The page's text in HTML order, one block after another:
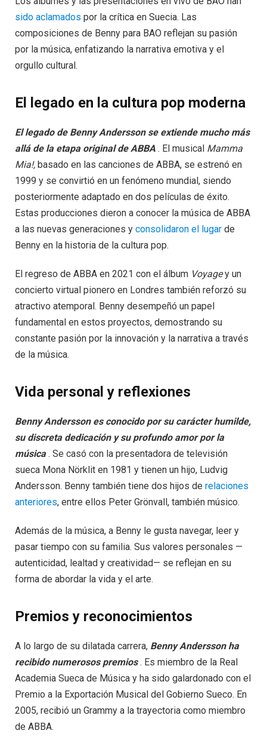
sido aclamados por la crítica en Suecia. Las
composiciones de Benny para BAO reflejan su pasión
por la música, enfatizando la narrativa emotiva y el
orgullo cultural.
El legado en la cultura pop moderna
El legado de Benny Andersson se extiende mucho más
allá de la etapa original de ABBA . El musical Mamma
Mia!, basado en las canciones de ABBA, se estrenó en
1999 y se convirtió en un fenómeno mundial, siendo
posteriormente adaptado en dos películas de éxito.
Estas producciones dieron a conocer la música de ABBA
a las nuevas generaciones y consolidaron el lugar de
Benny en la historia de la cultura pop.
El regreso de ABBA en 2021 con el álbum Voyagey un
concierto virtual pionero en Londres también reforzó su
atractivo atemporal. Benny desempeñó un papel
fundamental en estos proyectos, demostrando su
constante pasión por la innovación y la narrativa a través
de la música.
Vida personal y reflexiones
Benny Andersson es conocido por su carácter humilde,
su discreta dedicación y su profundo amor por la
música. Se casó con la presentadora de televisión
sueca Mona Nörklit en 1981 y tienen un hijo, Ludvig
Andersson. Benny también tiene dos hijos de relaciones
anteriores, entre ellos Peter Grönvall, también músico.
Además de la música, a Benny le gusta navegar, leer y
pasar tiempo con su familia. Sus valores personales —
autenticidad, lealtad y creatividad— se reflejan en su
forma de abordar la vida y el arte.
Premios y reconocimientos
A lo largo de su dilatada carrera, Benny Andersson ha
recibido numerosos premios. Es miembro de la Real
Academia Sueca de Música y ha sido galardonado con el
Premio a la Exportación Musical del Gobierno Sueco. En
2005, recibió un Grammy a la trayectoria como miembro
de ABBA.